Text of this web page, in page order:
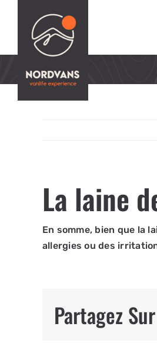
contenu
La laine
En somme, bien que la
allergies ou des
Partagez